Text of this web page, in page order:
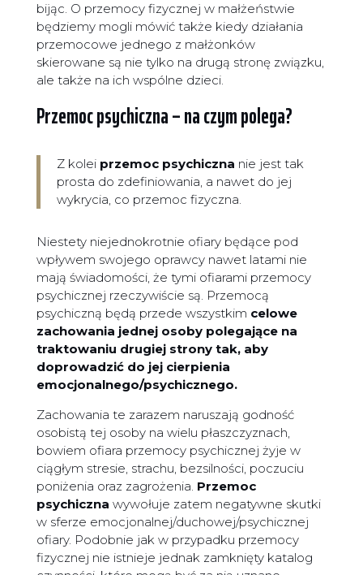
bijąc. O przemocy fizycznej w małżeństwie
będziemy mogli mówić także kiedy działania
przemocowe jednego z małżonków
skierowane są nie tylko na drugą stronę związku,
ale także na ich wspólne dzieci.
Przemoc psychiczna – na czym polega?
Z kolei przemoc psychiczna nie jest tak
prosta do zdefiniowania, a nawet do jej
wykrycia, co przemoc fizyczna.
Niestety niejednokrotnie ofiary będące pod
wpływem swojego oprawcy nawet latami nie
mają świadomości, że tymi ofiarami przemocy
psychicznej rzeczywiście są. Przemocą
psychiczną będą przede wszystkim celowe
zachowania jednej osoby polegające na
traktowaniu drugiej strony tak, aby
doprowadzić do jej cierpienia
emocjonalnego/psychicznego.
Zachowania te zarazem naruszają godność
osobistą tej osoby na wielu płaszczyznach,
bowiem ofiara przemocy psychicznej żyje w
ciągłym stresie, strachu, bezsilności, poczuciu
poniżenia oraz zagrożenia. Przemoc
psychiczna wywołuje zatem negatywne skutki
w sferze emocjonalnej/duchowej/psychicznej
ofiary. Podobnie jak w przypadku przemocy
fizycznej nie istnieje jednak zamknięty katalog